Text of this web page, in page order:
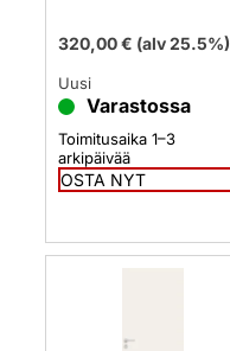
320,00€ (alv 25.5%)
Uusi
Varastossa
Toimitusaika 1–3
arkipäivää
OSTA NYT